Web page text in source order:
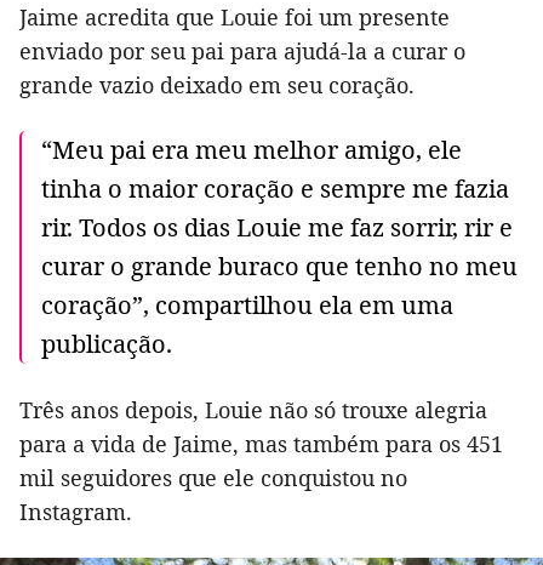
Jaime acredita que Louie foi um presente
enviado por seu pai para ajudá-la a curar o
grande vazio deixado em seu coração.
“Meu pai era meu melhor amigo, ele
tinha o maior coração e sempre me fazia
rir. Todos os dias Louie me faz sorrir, rir e
curar o grande buraco que tenho no meu
coração”, compartilhou ela em uma
publicação.
Três anos depois, Louie não só trouxe alegria
para a vida de Jaime, mas também para os 451
mil seguidores que ele conquistou no
Instagram.